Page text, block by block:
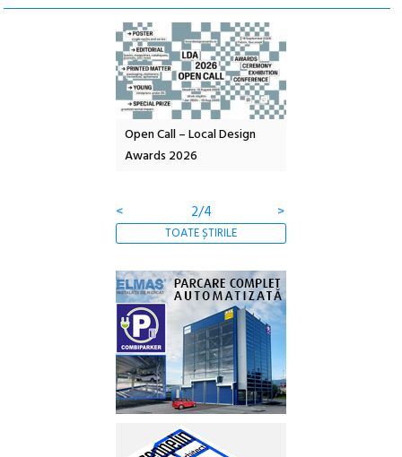
Open Call – Local Design
Awards 2026
<
2/4 >
TOATE ȘTIRILE